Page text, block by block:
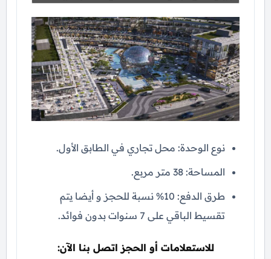
نوع الوحدة: محل تجاري في الطابق الأول.
المساحة: 38 متر مربع.
طرق الدفع: 10% نسبة للحجز و أيضا يتم
تقسيط الباقي على 7 سنوات بدون فوائد.
للاستعلامات أو الحجز اتصل بنا الآن: